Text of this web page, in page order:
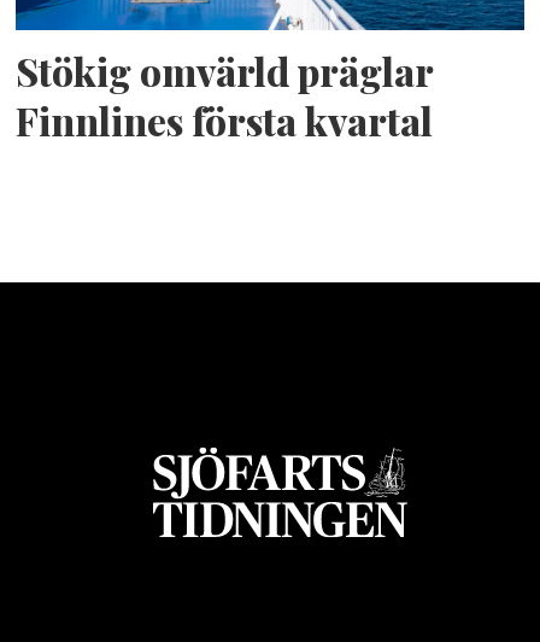
Stökig omvärld präglar
Finnlines första kvartal